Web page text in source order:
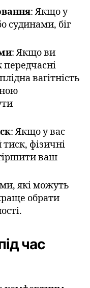
: Якщо у
судинами, біг
: Якщо ви
передчасні
вагітність
: Якщо у вас
фізичні
ваш
які можуть
обрати
час